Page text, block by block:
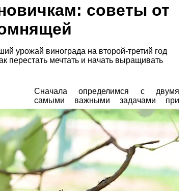
советы от
урожай винограда на второй-третий год
перестать мечтать и начать выращивать
Сначала определимся с двумя
самыми важными задачами при